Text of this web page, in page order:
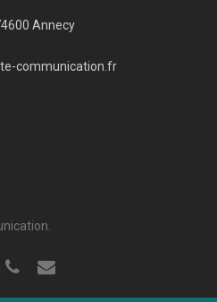
Annecy
communication.fr